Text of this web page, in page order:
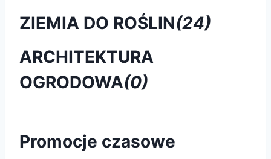
ZIEMIA DO ROŚLIN(24)
ARCHITEKTURA
OGRODOWA(0)
Promocje czasowe